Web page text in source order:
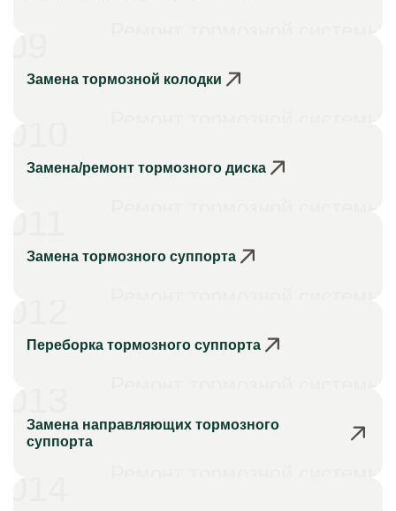
Замена тормозной колодки
Замена/ремонт тормозного диска
Замена тормозного суппорта
Переборка тормозного суппорта
Замена направляющих тормозного
суппорта